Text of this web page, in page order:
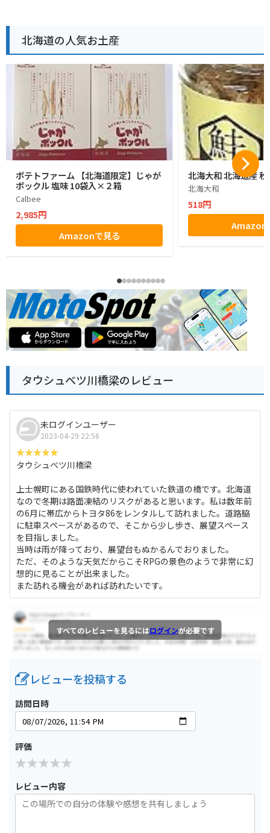
北海道の人気お土産
ポテトファーム 【北海道限定】じゃが
ポックル 塩味 10袋入×２箱
Calbee
2,985円
Amazonで見る
北海大和 北海道産
北海大和
518円
Amazon
タウシュベツ川橋梁のレビュー
未ログインユーザー
2023-04-29 22:56
タウシュベツ川橋梁
上士幌町にある国鉄時代に使われていた鉄道の橋です。北海道
なので冬期は路面凍結のリスクがあると思います。私は数年前
の6月に帯広からトヨタ86をレンタルして訪れました。道路脇
に駐車スペースがあるので、そこから少し歩き、展望スペース
を目指しました。
当時は雨が降っており、展望台もぬかるんでおりました。
ただ、そのような天気だからこそRPGの景色のようで非常に幻
想的に見ることが出来ました。
また訪れる機会があれば訪れたいです。
すべてのレビューを見るにはログインが必要です
レビューを投稿する
訪問日時
評価
レビュー内容